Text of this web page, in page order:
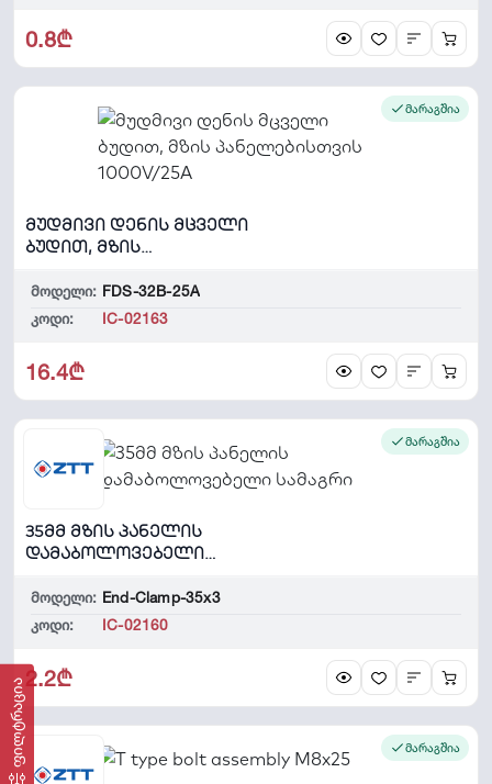
ფილტრაცია
0.8₾
მარაგშია
მუდმივი დენის მცველი
ბუდით, მზის
მოდელი: FDS-32B-25A
კოდი:
IC-02163
16.4₾
მარაგშია
35მმ მზის პანელის
დამაბოლოვებელი
მოდელი: End-Clamp-35x3
კოდი:
IC-02160
2.2₾
მარაგშია